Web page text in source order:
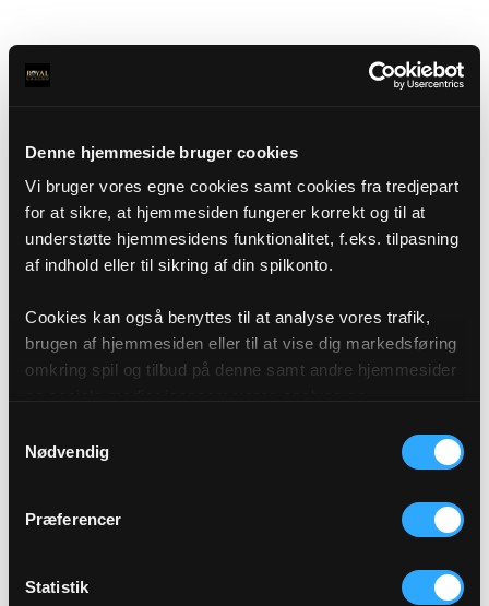
Denne hjemmeside bruger cookies
Vi bruger vores egne cookies samt cookies fra tredjepart
for at sikre, at hjemmesiden fungerer korrekt og til at
understøtte hjemmesidens funktionalitet, f.eks. tilpasning
af indhold eller til sikring af din spilkonto.
Cookies kan også benyttes til at analyse vores trafik,
brugen af hjemmesiden eller til at vise dig markedsføring
omkring spil og tilbud på denne samt andre hjemmesider
af cookies under "Detaljer" eller ved at klikke videre til
vores Cookiepolitik, som du finder i bunden af vores
Nødvendig
Præferencer
Statistik